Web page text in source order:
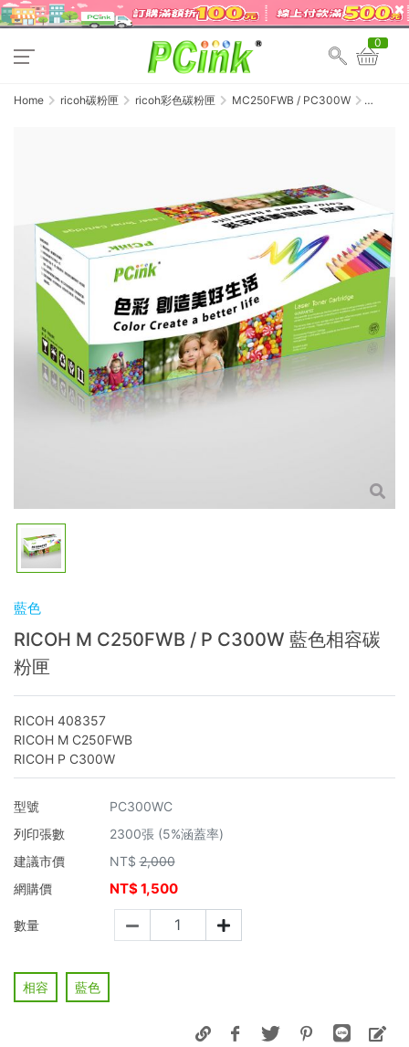
0
Home ricoh碳粉匣 ricoh彩色碳粉匣
MC250FWB / PC300W
藍色相容
碳粉匣
藍色
RICOH M C250FWB / P C300W 藍色相容碳
粉匣
RICOH 408357
RICOH M C250FWB
RICOH P C300W
型號
PC300WC
列印張數
2300張 (5%涵蓋率)
建議市價
NT$ 2,000
網購價
NT$1,500
數量
相容 藍色